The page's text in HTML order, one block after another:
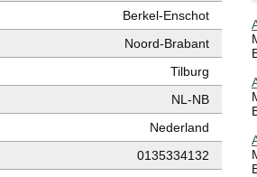
Berkel-Enschot
Noord-Brabant
Tilburg
NL-NB
Nederland
0135334132